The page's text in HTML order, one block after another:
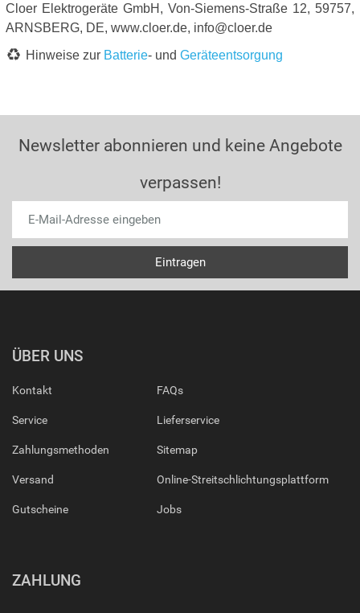
Cloer Elektrogeräte GmbH, Von-Siemens-Straße 12, 59757,
ARNSBERG, DE, www.cloer.de, info@cloer.de
Hinweise zur Batterie- und Geräteentsorgung
Newsletter abonnieren und keine Angebote
verpassen!
ÜBER UNS
Kontakt
Service
Zahlungsmethoden
Versand
Gutscheine
FAQs
Lieferservice
Sitemap
Online-Streitschlichtungsplattform
Jobs
ZAHLUNG